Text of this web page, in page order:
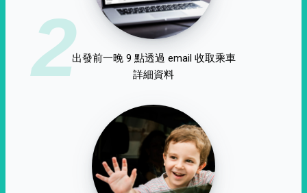
2出發前一晚 9 點透過 email 收取乘車
詳細資料